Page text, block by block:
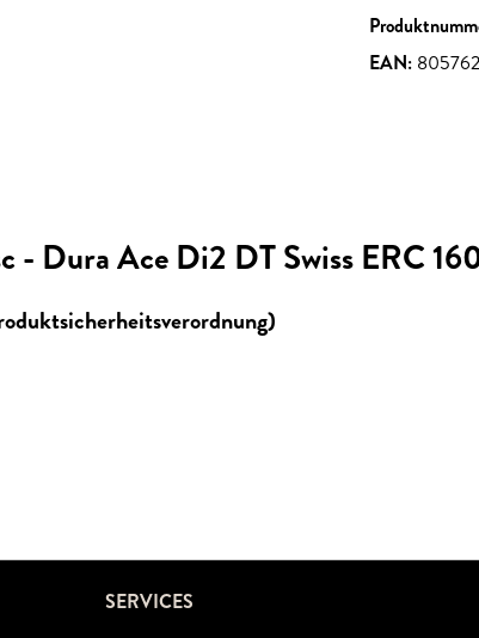
EAN:
- Dura Ace Di2 DT Swiss ERC
SERVICES